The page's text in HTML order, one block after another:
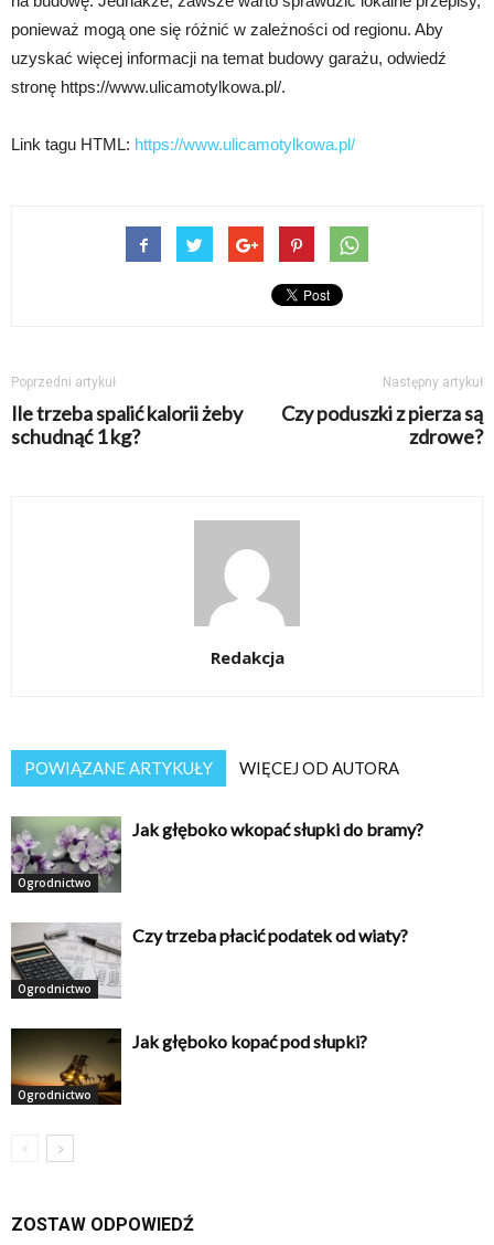
ponieważ mogą one się różnić w zależności od regionu. Aby
uzyskać więcej informacji na temat budowy garażu, odwiedź
stronę https://www.ulicamotylkowa.pl/.
Link tagu HTML: https://www.ulicamotylkowa.pl/
Poprzedni artykuł
Ile trzeba spalić kalorii żeby
schudnąć 1 kg?
Następny artykuł
Czy poduszki z pierza są
zdrowe?
Redakcja
POWIĄZANE ARTYKUŁY WIĘCEJ OD AUTORA
Ogrodnictwo
Jak głęboko wkopać słupki do bramy?
Ogrodnictwo
Czy trzeba płacić podatek od wiaty?
Ogrodnictwo
Jak głęboko kopać pod słupki?
ZOSTAW ODPOWIEDŹ